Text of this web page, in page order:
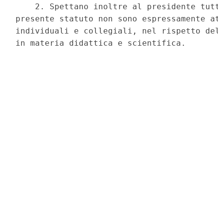
2. Spettano inoltre al presidente
presente statuto non sono
individuali e collegiali, nel rispetto
in materia didattica e scientifica.